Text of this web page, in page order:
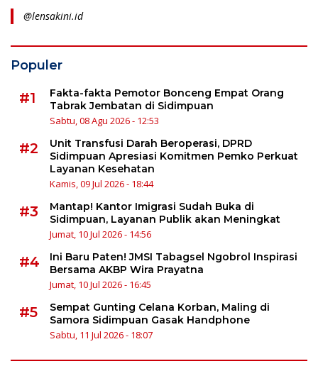
@lensakini.id
Populer
#1
Fakta-fakta Pemotor Bonceng Empat Orang
Tabrak Jembatan di Sidimpuan
Sabtu, 08 Agu 2026 - 12:53
#2
Unit Transfusi Darah Beroperasi, DPRD
Sidimpuan Apresiasi Komitmen Pemko Perkuat
Layanan Kesehatan
Kamis, 09 Jul 2026 - 18:44
#3
Mantap! Kantor Imigrasi Sudah Buka di
Sidimpuan, Layanan Publik akan Meningkat
Jumat, 10 Jul 2026 - 14:56
#4
Ini Baru Paten! JMSI Tabagsel Ngobrol Inspirasi
Bersama AKBP Wira Prayatna
Jumat, 10 Jul 2026 - 16:45
#5
Sempat Gunting Celana Korban, Maling di
Samora Sidimpuan Gasak Handphone
Sabtu, 11 Jul 2026 - 18:07